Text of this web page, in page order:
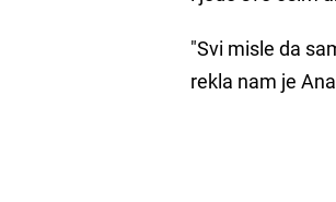
"Svi misle da
rekla nam je Ana